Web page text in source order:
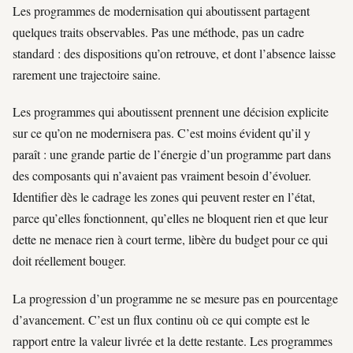
Les programmes de modernisation qui aboutissent partagent
quelques traits observables. Pas une méthode, pas un cadre
standard : des dispositions qu’on retrouve, et dont l’absence laisse
rarement une trajectoire saine.
Les programmes qui aboutissent prennent une décision explicite
sur ce qu’on ne modernisera pas. C’est moins évident qu’il y
paraît : une grande partie de l’énergie d’un programme part dans
des composants qui n’avaient pas vraiment besoin d’évoluer.
Identifier dès le cadrage les zones qui peuvent rester en l’état,
parce qu’elles fonctionnent, qu’elles ne bloquent rien et que leur
dette ne menace rien à court terme, libère du budget pour ce qui
doit réellement bouger.
La progression d’un programme ne se mesure pas en pourcentage
d’avancement. C’est un flux continu où ce qui compte est le
rapport entre la valeur livrée et la dette restante. Les programmes